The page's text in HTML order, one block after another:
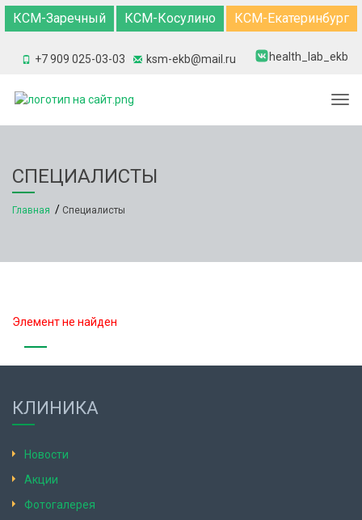
КСМ-Заречный КСМ-Косулино КСМ-Екатеринбург
+7 909 025-03-03 ksm-ekb@mail.ru health_lab_ekb
СПЕЦИАЛИСТЫ
Главная Специалисты
Элемент не найден
КЛИНИКА
Новости
Акции
Фотогалерея